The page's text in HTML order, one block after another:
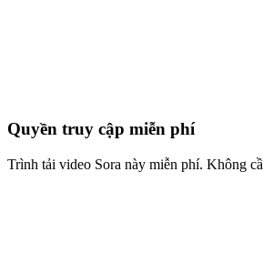
Quyền truy cập miễn phí
Trình tải video Sora này miễn phí. Không